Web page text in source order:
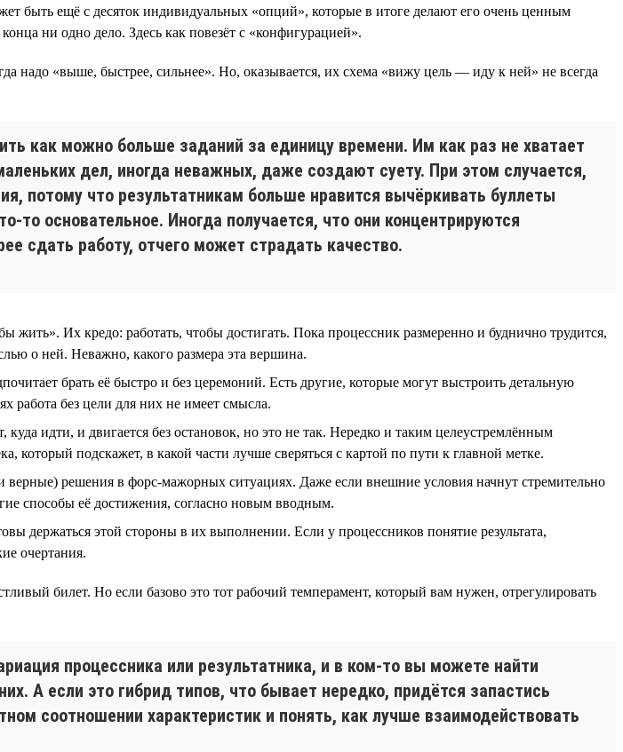
быть ещё с десяток индивидуальных «опций», которые в итоге делают его очень ценным
ни одно дело. Здесь как повезёт с «конфигурацией».
надо «выше, быстрее, сильнее». Но, оказывается, их схема «вижу цель — иду к ней» не всегда
как можно больше заданий за единицу времени. Им как раз не хватает
дел, иногда неважных, даже создают суету. При этом случается,
потому что результатникам больше нравится вычёркивать буллеты
то основательное. Иногда получается, что они концентрируются
сдать работу, отчего может страдать качество.
Их кредо: работать, чтобы достигать. Пока процессник размеренно и буднично трудится,
о ней. Неважно, какого размера эта вершина.
брать её быстро и без церемоний. Есть другие, которые могут выстроить детальную
работа без цели для них не имеет смысла.
куда идти, и двигается без остановок, но это не так. Нередко и таким целеустремлённым
который подскажет, в какой части лучше сверяться с картой по пути к главной метке.
решения в форс-мажорных ситуациях. Даже если внешние условия начнут стремительно
способы её достижения, согласно новым вводным.
держаться этой стороны в их выполнении. Если у процессников понятие результата,
очертания.
билет. Но если базово это тот рабочий темперамент, который вам нужен, отрегулировать
процессника или результатника, и в ком-то вы можете найти
А если это гибрид типов, что бывает нередко, придётся запастись
соотношении характеристик и понять, как лучше взаимодействовать